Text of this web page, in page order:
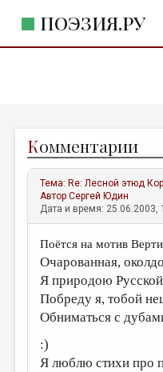
ПОЭЗИЯ.РУ
ЖАНРЫ
АВТОРЫ
КОММЕНТАРИИ
ЛИТСАЛОН
НОВОСТИ
ПРАВИЛА САЙТА
ИЗБРАННОЕ
Комментарии
Тема: Re: Лесной этюд
АвторСергей Юдин
Дата и время: 25.06.2003,
Поётся на мотив
Очарованная,
Я природою
Побреду я, тобой
Обниматься с
:)
Я люблю стихи про